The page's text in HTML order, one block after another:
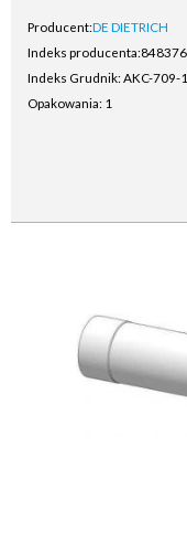
Producent:DE DIETRICH
Indeks producenta:
Indeks Grudnik: AKC-709-
Opakowania: 1